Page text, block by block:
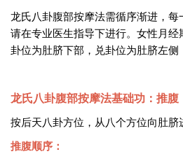
龙氏八卦腹部按摩法需循序渐进，
请在专业医生指导下进行。女性月
卦位为肚脐下部，兑卦位为肚脐左侧
龙氏八卦腹部按摩法基础功：推腹
按后天八卦方位，从八个方位向肚脐
推腹顺序：